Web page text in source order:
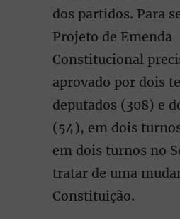
dos partidos. Para
Projeto de Emenda
Constitucional
aprovado por dois
deputados (308) e
(54), em dois
em dois turnos no
tratar de uma
Constituição.